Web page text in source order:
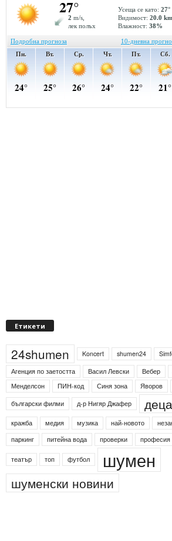
Етикети
24shumen Koncert shumen24
Агенция по заетостта
Васил Левски Вебер
Менделсон
ПИН-код Синя зона Яворов
български филми
д-р Нигяр Джафер деца
кражба медия музика най-новото
паркинг питейна вода проверки професия
театър топ футбол шумен
шуменски новини